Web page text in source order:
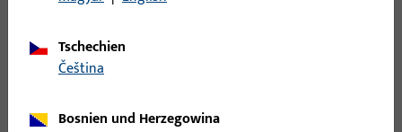
LAPPENSCHLIESSBLECH, DIN LS, AUS NICHTROST.STAHL,ECKIG,
L28/43x200x1,5-EKG
Tschechien
čeština
Bosnien und Herzegowina